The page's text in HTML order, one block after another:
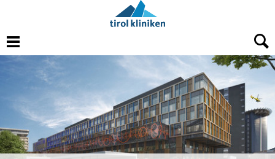
Menu